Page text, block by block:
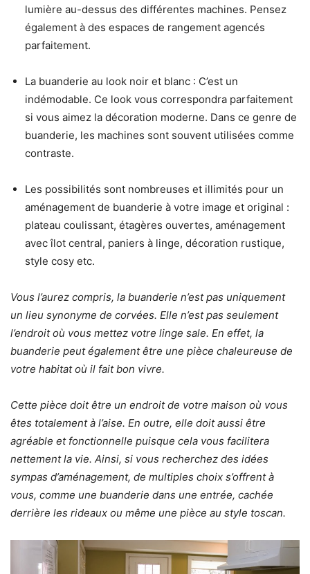
lumière au-dessus des différentes machines. Pensez
également à des espaces de rangement agencés
parfaitement.
La buanderie au look noir et blanc : C’est un
indémodable. Ce look vous correspondra parfaitement
si vous aimez la décoration moderne. Dans ce genre de
buanderie, les machines sont souvent utilisées comme
contraste.
Les possibilités sont nombreuses et illimités pour un
aménagement de buanderie à votre image et original :
plateau coulissant, étagères ouvertes, aménagement
avec îlot central, paniers à linge, décoration rustique,
style cosy etc.
Vous l’aurez compris, la buanderie n’est pas uniquement
un lieu synonyme de corvées. Elle n’est pas seulement
l’endroit où vous mettez votre linge sale. En effet, la
buanderie peut également être une pièce chaleureuse de
votre habitat où il fait bon vivre.
Cette pièce doit être un endroit de votre maison où vous
êtes totalement à l’aise. En outre, elle doit aussi être
agréable et fonctionnelle puisque cela vous facilitera
nettement la vie. Ainsi, si vous recherchez des idées
sympas d’aménagement, de multiples choix s’offrent à
vous, comme une buanderie dans une entrée, cachée
derrière les rideaux ou même une pièce au style toscan.